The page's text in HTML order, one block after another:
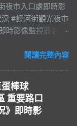
夜市入口處即時影
#饒河街觀光夜市
時影像監視器📹》
視器 #饒河夜市即
站 #觀光夜市 #松
#夜市 #台北市即
樂 #Blues #藍調
魂樂 #music #音
閱讀完整內容
棒球
重要路口
》即時影